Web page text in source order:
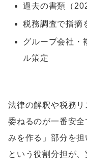
過去の書類（
税務調査で指摘
グループ会社・
ル策定
法律の解釈や税務
委ねるのが一番安
みを作る」部分を
という役割分担が